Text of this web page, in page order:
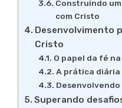
Construindo
com Cristo
Desenvolvimento
Cristo
O papel da fé
A prática diária
Superando